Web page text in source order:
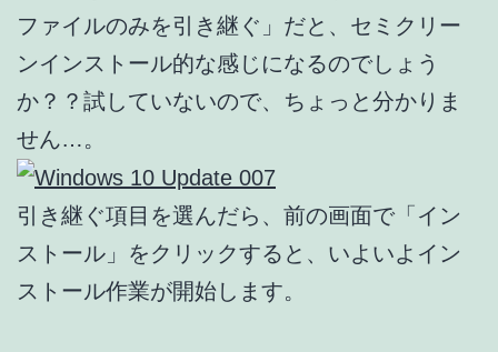
ファイルのみを引き継ぐ」だと、セミクリー
ンインストール的な感じになるのでしょう
か？？試していないので、ちょっと分かりま
せん…。
引き継ぐ項目を選んだら、前の画面で「イン
ストール」をクリックすると、いよいよイン
ストール作業が開始します。